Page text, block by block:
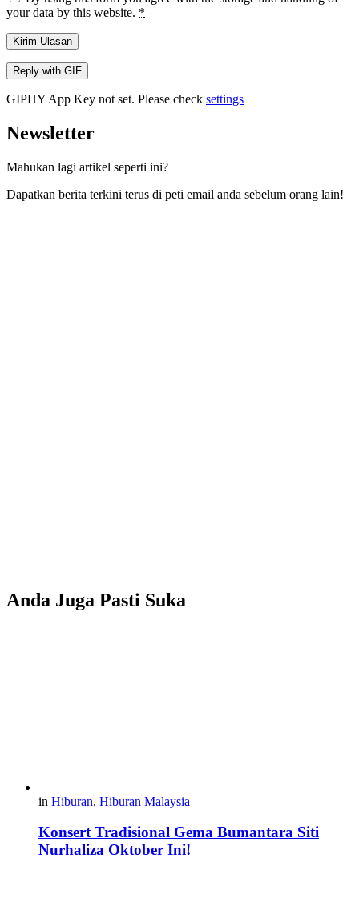
your data by this website. *
Kirim Ulasan
Reply with GIF
GIPHY App Key not set. Please check settings
Newsletter
Mahukan lagi artikel seperti ini?
Dapatkan berita terkini terus di peti email anda sebelum orang lain!
Anda Juga Pasti Suka
in Hiburan, Hiburan Malaysia
Konsert Tradisional Gema Bumantara Siti
Nurhaliza Oktober Ini!